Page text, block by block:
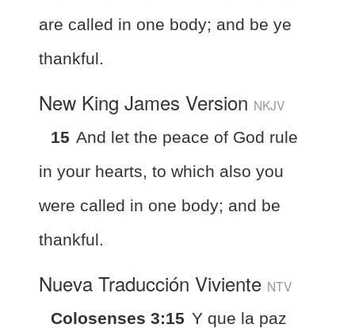
are called in one body; and be ye
thankful.
New King James Version NKJV
15 And let the peace of God rule
in your hearts, to which also you
were called in one body; and be
thankful.
Nueva Traducción Viviente NTV
Colosenses 3:15 Y que la paz